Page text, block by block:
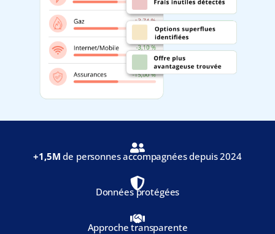
+1,5M de personnes accompagnées depuis 2024
Données protégées
Approche transparente